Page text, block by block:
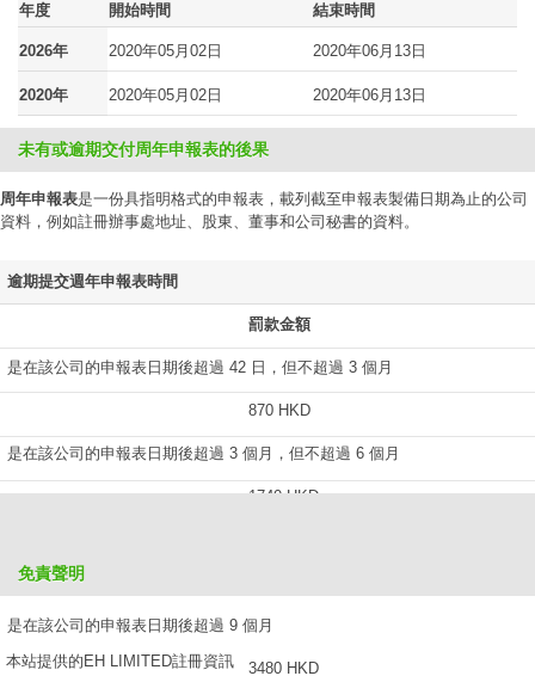
年度 開始時間 結束時間
2026年 2020年05月02日 2020年06月13日
2020年 2020年05月02日 2020年06月13日
未有或逾期交付周年申報表的後果
周年申報表是一份具指明格式的申報表，載列截至申報表製備日期為止的公司
資料，例如註冊辦事處地址、股東、董事和公司秘書的資料。
逾期提交週年申報表時間
罰款金額
是在該公司的申報表日期後超過 42 日，但不超過 3 個月
870 HKD
是在該公司的申報表日期後超過 3 個月，但不超過 6 個月
1740 HKD
是在該公司的申報表日期後超過 9 個月
3480 HKD
免責聲明
本站提供的EH LIMITED註冊資訊